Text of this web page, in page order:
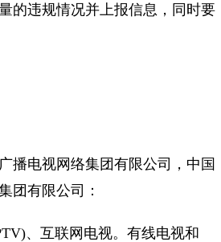
的违规情况并上报信息，同时要
播电视网络集团有限公司，中国
团有限公司：
、互联网电视。有线电视和